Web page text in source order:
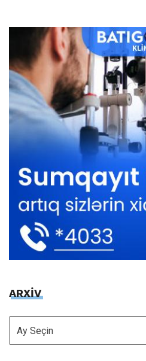
ARXİV
ARXİV